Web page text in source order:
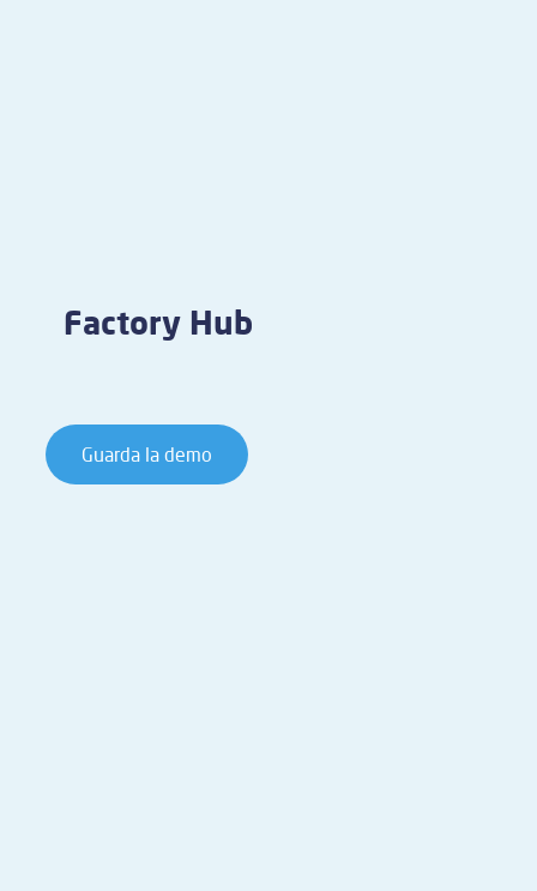
Factory Hub
Guarda la demo